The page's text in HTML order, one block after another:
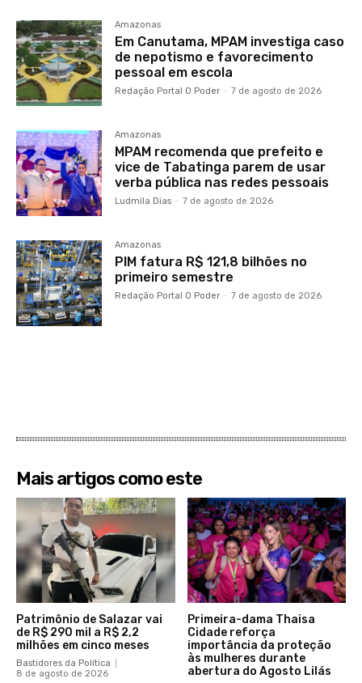
Amazonas
Em Canutama, MPAM investiga caso
de nepotismo e favorecimento
pessoal em escola
Redação Portal O Poder - 7 de agosto de 2026
Amazonas
MPAM recomenda que prefeito e
vice de Tabatinga parem de usar
verba pública nas redes pessoais
Ludmila Dias - 7 de agosto de 2026
Amazonas
PIM fatura R$ 121,8 bilhões no
primeiro semestre
Redação Portal O Poder - 7 de agosto de 2026
Mais artigos como este
Patrimônio de Salazar vai
de R$ 290 mil a R$ 2,2
milhões em cinco meses
Bastidores da Política
8 de agosto de 2026
Primeira-dama Thaisa
Cidade reforça
importância da proteção
às mulheres durante
abertura do Agosto Lilás